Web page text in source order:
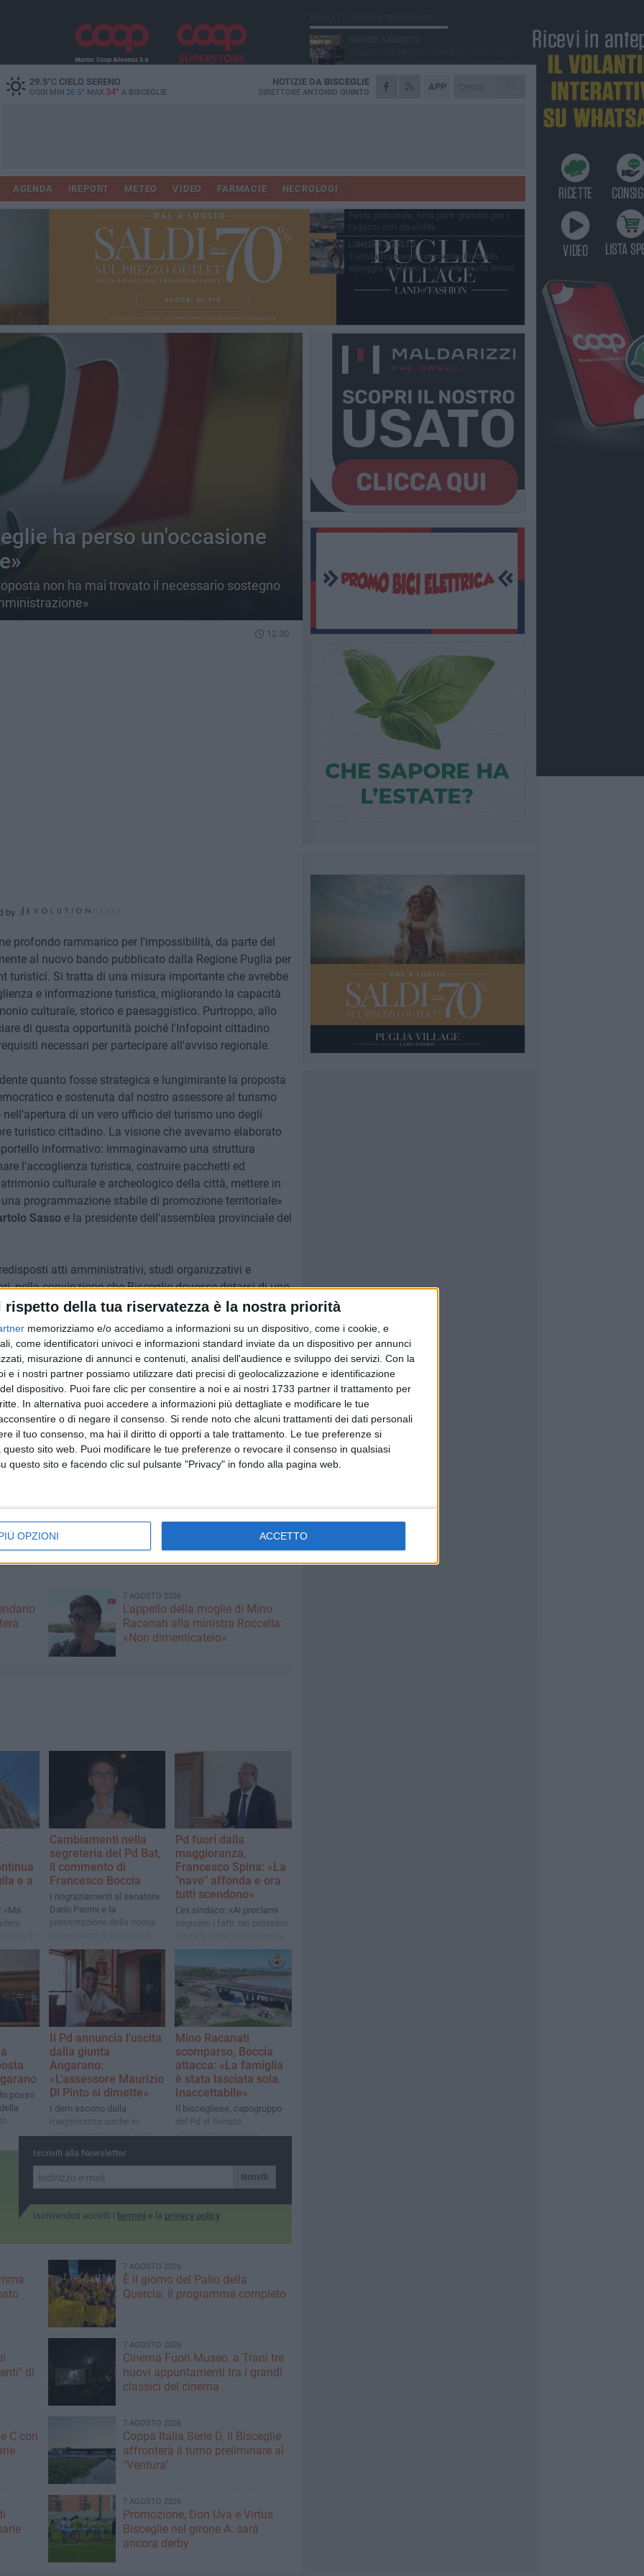
rispetto della tua riservatezza è la nostra priorità
memorizziamo e/o accediamo a informazioni su un dispositivo, come i cookie, e
come identificatori univoci e informazioni standard inviate da un dispositivo per annunci
misurazione di annunci e contenuti, analisi dell'audience e sviluppo dei servizi. Con la
e i nostri partner possiamo utilizzare dati precisi di geolocalizzazione e identificazione
dispositivo. Puoi fare clic per consentire a noi e ai nostri 1733 partner il trattamento per
In alternativa puoi accedere a informazioni più dettagliate e modificare le tue
o di negare il consenso. Si rende noto che alcuni trattamenti dei dati personali
il tuo consenso, ma hai il diritto di opporti a tale trattamento. Le tue preferenze si
sito web. Puoi modificare le tue preferenze o revocare il consenso in qualsiasi
questo sito e facendo clic sul pulsante "Privacy" in fondo alla pagina web.
OPZIONI ACCETTO
29.5°CCIELO SERENO
OGGI MIN 26.5° MAX 34° A BISCEGLIE
APP
NOTIZIE DA BISCEGLIE
DIRETTORE ANTONIO QUINTO
AGENDA IREPORT METEO VIDEO FARMACIE NECROLOGI
ha perso un'occasione
non ha mai trovato il necessario sostegno
12.30
by
profondo rammarico per l'impossibilità, da parte del
al nuovo bando pubblicato dalla Regione Puglia per
turistici. Si tratta di una misura importante che avrebbe
e informazione turistica, migliorando la capacità
culturale, storico e paesaggistico. Purtroppo, allo
di questa opportunità poiché l'Infopoint cittadino
necessari per partecipare all'avviso regionale.
quanto fosse strategica e lungimirante la proposta
e sostenuta dal nostro assessore al turismo
di un vero ufficio del turismo uno degli
turistico cittadino. La visione che avevamo elaborato
informativo: immaginavamo una struttura
l'accoglienza turistica, costruire pacchetti ed
culturale e archeologico della città, mettere in
programmazione stabile di promozione territoriale»
Sasso e la presidente dell'assemblea provinciale del
atti amministrativi, studi organizzativi e
nella convinzione che Bisceglie dovesse dotarsi di uno
sostenere il proprio sviluppo turistico. Non possiamo
mai trovato il necessario sostegno politico e
di cui eravamo parte integrante. Una scelta
e che oggi presenta conseguenze concrete:
offerte dalla Regione Puglia per rafforzare i
ancora una volta ai margini».
leve di sviluppo economico, occupazionale e culturale
continuerà a sostenere la necessità di
capaci di trasformare le grandi potenzialità di Bisceglie
occasione mancata possa rappresentare un punto
a discutere seriamente della necessità di dotare
di accoglienza e promozione turistica, all'altezza delle
hanno concluso Sasso e Mastrototaro.
7 AGOSTO 2026
L'appello della moglie di Mino
Racanati alla ministra Roccella:
«Non dimenticatelo»
e a
«Ma
e
Cambiamenti nella
segreteria del Pd Bat,
il commento di
Francesco Boccia
I ringraziamenti al senatore
Dario Parrini e la
presentazione della nuova
San Ferdinando Michele
Lamacchia alla guida
Pd fuori dalla
maggioranza,
Francesco Spina: «La
"nave" affonda e ora
tutti scendono»
L'ex sindaco: «Ai proclami
seguono i fatti: nei prossimi
dicono di stare
all'opposizione lo devono
dimostrare in consiglio
comunale»
posso
Il Pd annuncia l'uscita
dalla giunta
Angarano:
«L'assessore Maurizio
Di Pinto si dimette»
I dem escono dalla
maggioranza anche in
consiglio comunale: «Una
scelta maturata al termine
amministrativo, iniziato nel
2023, durante il quale sono
meno le condizioni»
Mino Racanati
scomparso, Boccia
attacca: «La famiglia
è stata lasciata sola.
Inaccettabile»
Il biscegliese, capogruppo
del Pd al Senato:
«Chiediamo risposte
Iscriviti alla Newsletter
Iscriviti
Iscrivendoti accetti i termini e la privacy policy
7 AGOSTO 2026
È il giorno del Palio della
Quercia: il programma completo
di
7 AGOSTO 2026
Cinema Fuori Museo, a Trani tre
nuovi appuntamenti tra i grandi
classici del cinema
C con
7 AGOSTO 2026
Coppa Italia Serie D, il Bisceglie
affronterà il turno preliminare al
"Ventura"
7 AGOSTO 2026
Promozione, Don Uva e Virtus
Bisceglie nel girone A: sarà
ancora derby
un'esibizione improvvisata in aeroporto a
MARTEDÌ 4 AGOSTO
Emergenza caldo, il Comune di Bisceglie
Due auto incendiate nella notte in via Dieta
MERCOLEDÌ 5 AGOSTO
LUNEDÌ 3 AGOSTO
Turista francese raccoglie rifiuti alla
spiaggia del Molo: «La gente si sta ormai